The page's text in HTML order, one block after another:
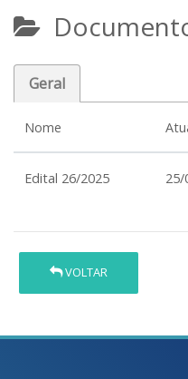
Geral
Nome
Edital 26/2025 25/
VOLTAR